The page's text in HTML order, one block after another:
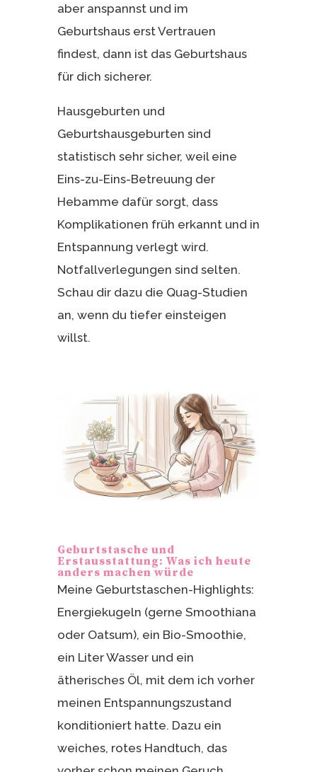
aber anspannst und im
Geburtshaus erst Vertrauen
findest, dann ist das Geburtshaus
für dich sicherer.
Hausgeburten und
Geburtshausgeburten sind
statistisch sehr sicher, weil eine
Eins-zu-Eins-Betreuung der
Hebamme dafür sorgt, dass
Komplikationen früh erkannt und in
Entspannung verlegt wird.
Notfallverlegungen sind selten.
Schau dir dazu die Quag-Studien
an, wenn du tiefer einsteigen
willst.
Geburtstasche und
Erstausstattung: Was ich heute
anders machen würde
Meine Geburtstaschen-Highlights:
Energiekugeln (gerne Smoothiana
oder Oatsum), ein Bio-Smoothie,
ein Liter Wasser und ein
ätherisches Öl, mit dem ich vorher
meinen Entspannungszustand
konditioniert hatte. Dazu ein
weiches, rotes Handtuch, das